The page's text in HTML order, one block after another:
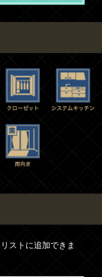
ストに追加できま